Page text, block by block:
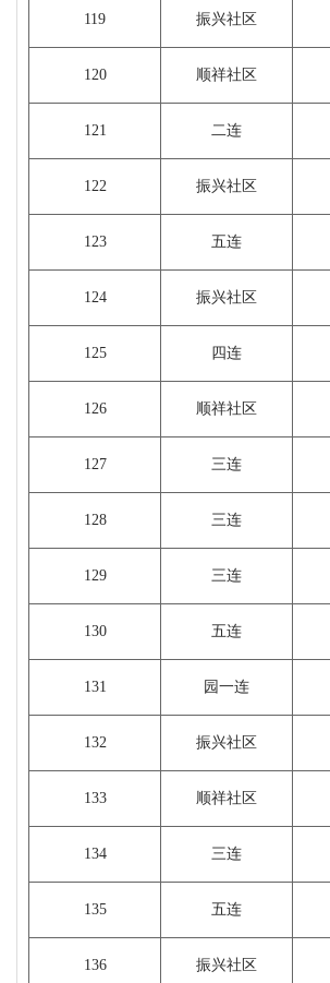
119 振兴社区
120 顺祥社区
121 二连
122 振兴社区
123 五连
124 振兴社区
125 四连
126 顺祥社区
127 三连
128 三连
129 三连
130 五连
131 园一连
132 振兴社区
133 顺祥社区
134 三连
135 五连
136 振兴社区